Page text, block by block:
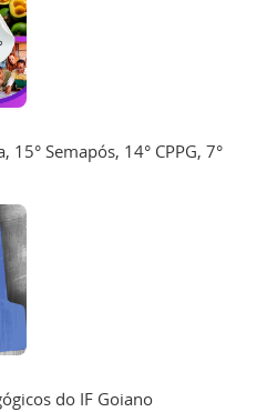
15° Semapós, 14° CPPG, 7°
do IF Goiano